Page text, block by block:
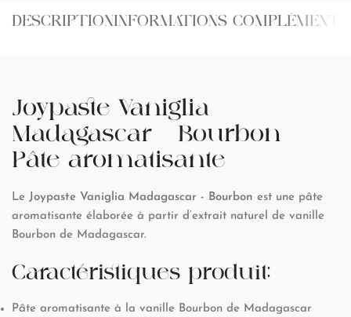
DESCRIPTIONINFORMATIONS
Joypaste Vaniglia
Madagascar - Bourbon -
Pâte aromatisante
Le Joypaste Vaniglia Madagascar - Bourbon est une pâte
aromatisante élaborée à partir d’extrait naturel de vanille
Bourbon de Madagascar.
Caractéristiques produit:
Pâte aromatisante à la vanille Bourbon de Madagascar